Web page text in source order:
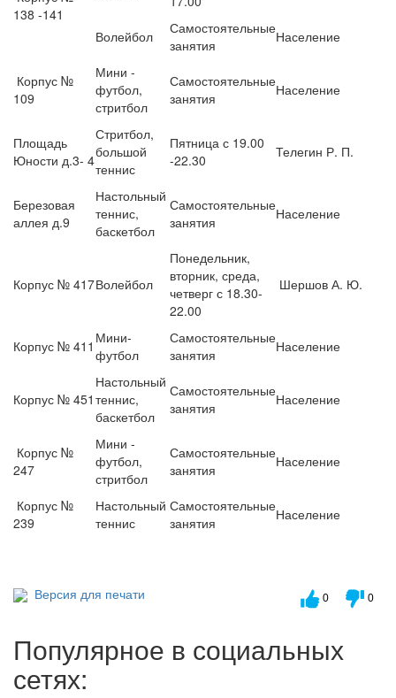
138 -141
Волейбол
Самостоятельные
занятия
Население
Корпус №
109
Мини -
футбол,
стритбол
Самостоятельные
занятия
Население
Площадь
Юности д.3- 4
Стритбол,
большой
теннис
Пятница с 19.00
-22.30
Телегин Р. П.
Березовая
аллея д.9
Настольный
теннис,
баскетбол
Самостоятельные
занятия
Население
Корпус № 417Волейбол
Понедельник,
вторник, среда,
четверг с 18.30-
22.00
Шершов А. Ю.
Корпус № 411 Мини-
футбол
Самостоятельные
занятия
Население
Корпус № 451
Настольный
теннис,
баскетбол
Самостоятельные
занятия
Население
Корпус №
247
Мини -
футбол,
стритбол
Самостоятельные
занятия
Население
Корпус №
239
Настольный
теннис
Самостоятельные
занятия
Население
Версия для печати 0 0
Популярное в социальных
сетях: